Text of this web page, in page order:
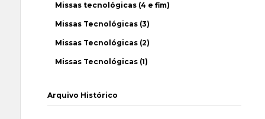
Missas tecnológicas (4 e fim)
Missas Tecnológicas (3)
Missas Tecnológicas (2)
Missas Tecnológicas (1)
Arquivo Histórico